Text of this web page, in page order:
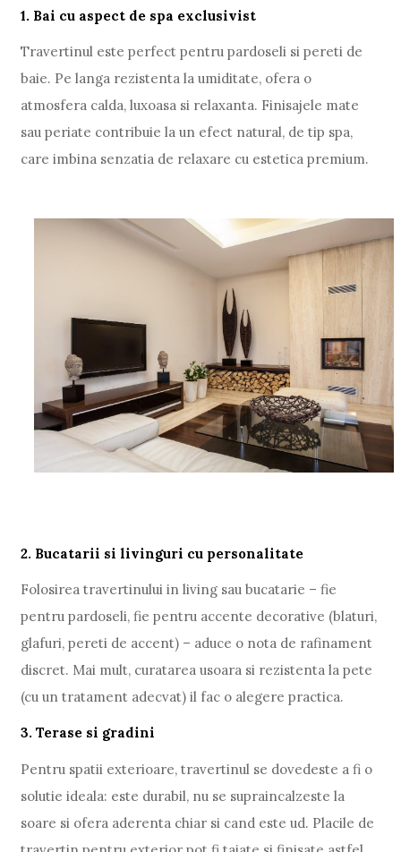
1. Bai cu aspect de spa exclusivist
Travertinul este perfect pentru pardoseli si pereti de
baie. Pe langa rezistenta la umiditate, ofera o
atmosfera calda, luxoasa si relaxanta. Finisajele mate
sau periate contribuie la un efect natural, de tip spa,
care imbina senzatia de relaxare cu estetica premium.
2. Bucatarii si livinguri cu personalitate
Folosirea travertinului in living sau bucatarie – fie
pentru pardoseli, fie pentru accente decorative (blaturi,
glafuri, pereti de accent) – aduce o nota de rafinament
discret. Mai mult, curatarea usoara si rezistenta la pete
(cu un tratament adecvat) il fac o alegere practica.
3. Terase si gradini
Pentru spatii exterioare, travertinul se dovedeste a fi o
solutie ideala: este durabil, nu se supraincalzeste la
soare si ofera aderenta chiar si cand este ud. Placile de